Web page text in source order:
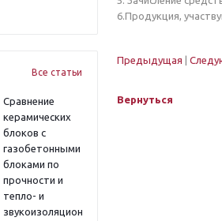
Все статьи
Сравнение
керамических
блоков с
газобетонными
блоками по
прочности и
тепло- и
звукоизоляционным
6.Продукция,
Предыдущая
Вернуться